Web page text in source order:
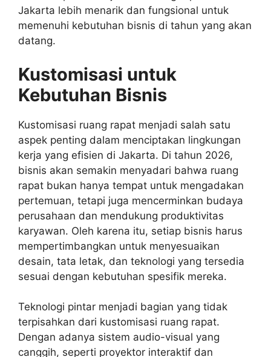
Jakarta lebih menarik dan fungsional untuk
memenuhi kebutuhan bisnis di tahun yang akan
datang.
Kustomisasi untuk
Kebutuhan Bisnis
Kustomisasi ruang rapat menjadi salah satu
aspek penting dalam menciptakan lingkungan
kerja yang efisien di Jakarta. Di tahun 2026,
bisnis akan semakin menyadari bahwa ruang
rapat bukan hanya tempat untuk mengadakan
pertemuan, tetapi juga mencerminkan budaya
perusahaan dan mendukung produktivitas
karyawan. Oleh karena itu, setiap bisnis harus
mempertimbangkan untuk menyesuaikan
desain, tata letak, dan teknologi yang tersedia
sesuai dengan kebutuhan spesifik mereka.
Teknologi pintar menjadi bagian yang tidak
terpisahkan dari kustomisasi ruang rapat.
Dengan adanya sistem audio-visual yang
canggih, seperti proyektor interaktif dan